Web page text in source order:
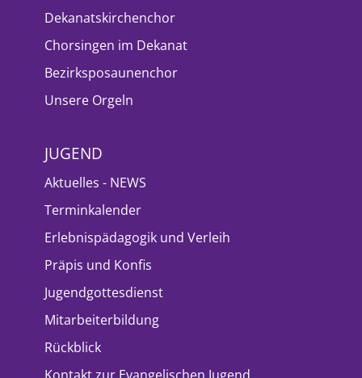
Dekanatskirchenchor
Chorsingen im Dekanat
Bezirksposaunenchor
Unsere Orgeln
JUGEND
Aktuelles - NEWS
Terminkalender
Erlebnispädagogik und Verleih
Präpis und Konfis
Jugendgottesdienst
Mitarbeiterbildung
Rückblick